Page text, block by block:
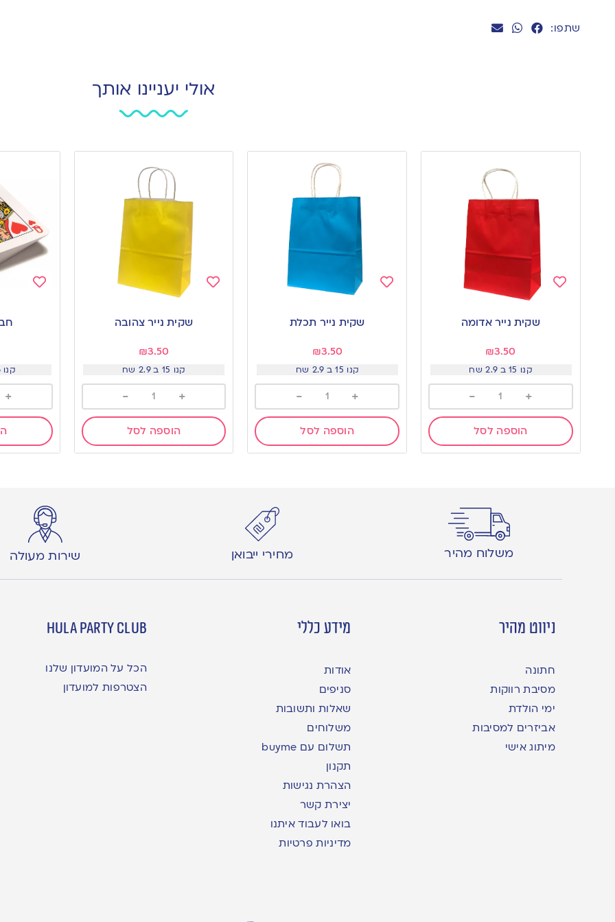
שתפו:
אולי יעניינו אותך
שקית נייר אדומה
₪3.50
קנו 15 ב 2.9 שח
+
-
הוספה לסל
שקית נייר תכלת
₪3.50
קנו 15 ב 2.9 שח
+
-
הוספה לסל
שקית נייר צהובה
₪3.50
קנו 15 ב 2.9 שח
+
-
הוספה לסל
קנו 6 יח ב-10 שח
+
משלוח מהיר מחירי ייבואן שירות מעולה
ניווט מהיר
חתונה
מסיבת רווקות
ימי הולדת
אביזרים למסיבות
מיתוג אישי
מידע כללי
אודות
סניפים
שאלות ותשובות
משלוחים
תשלום עם buyme
תקנון
הצהרת נגישות
יצירת קשר
בואו לעבוד איתנו
מדיניות פרטיות
hula party club
הכל על המועדון שלנו
הצטרפות למועדון